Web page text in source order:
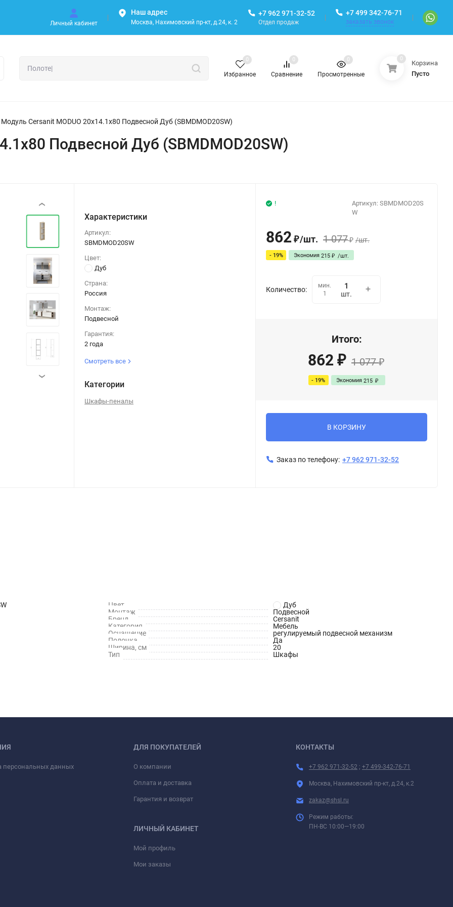
Личный кабинет
Наш адрес
Москва, Нахимовский пр-кт, д.24, к. 2
+7 962 971-32-52
Отдел продаж
+7 499 342-76-71
заказать звонок
Избранное
0
Сравнение
0
Просмотренные
0 0
Корзина
Пусто
Модуль Cersanit MODUO 20х14.1х80 Подвесной Дуб (SBMDMOD20SW)
Подвесной Дуб (SBMDMOD20SW)
‹
›
Характеристики
Артикул:
SBMDMOD20SW
Цвет:
Дуб
Страна:
Россия
Монтаж:
Подвесной
Гарантия:
2 года
Смотреть все
Категории
Шкафы-пеналы
Артикул: SBMDMOD20S
W
!
862 ₽/шт. 1 077 ₽ /шт.
- 19% Экономия215 ₽ /шт.
Количество:
мин.
1
шт.
Итого:
862 ₽ 1 077 ₽
- 19% Экономия 215 ₽
В КОРЗИНУ
Заказ по телефону: +7 962 971-32-52
Цвет
Дуб
Монтаж
Подвесной
Бренд
Cersanit
Категория
Мебель
Оснащение
регулируемый подвесной механизм
Полочка
Да
Ширина, см
20
Тип
Шкафы
персональных данных
ДЛЯ ПОКУПАТЕЛЕЙ
О компании
Оплата и доставка
Гарантия и возврат
ЛИЧНЫЙ КАБИНЕТ
Мой профиль
Мои заказы
КОНТАКТЫ
+7 962 971-32-52 ; +7 499-342-76-71
Москва, Нахимовский пр-кт, д.24, к.2
zakaz@shsl.ru
Режим работы:
ПН-ВС 10:00—19:00